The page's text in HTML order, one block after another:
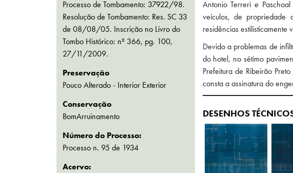
Processo de Tombamento: 37922/98.
Resolução de Tombamento: Res. SC 33
de 08/08/05. Inscrição no Livro do
Tombo Histórico: nº 366, pg. 100,
27/11/2009.
Preservação
Pouco Alterado - Interior Exterior
Conservação
BomArruinamento
Número do Processo:
Processo n. 95 de 1934
Acervo:
Antonio Terreri e
veículos, de propriedade
residências
Devido a problemas de
do hotel, no sétimo
Prefeitura de Ribeirão
consta a assinatura do
DESENHOS